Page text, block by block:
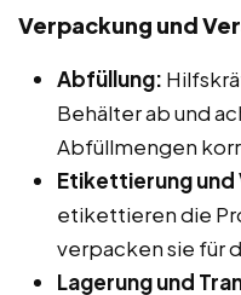
Verpackung und
Abfüllung:
Behälter ab und
Abfüllmengen
Etikettierung und
etikettieren die
verpacken sie für
Lagerung und